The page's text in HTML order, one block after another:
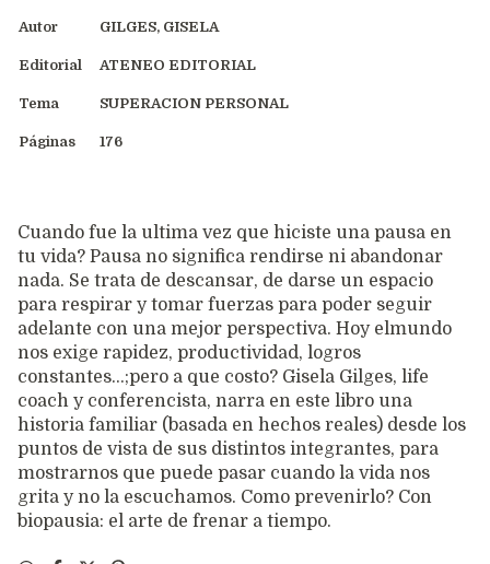
Autor GILGES, GISELA
Editorial ATENEO EDITORIAL
Tema SUPERACION PERSONAL
Páginas 176
Cuando fue la ultima vez que hiciste una pausa en
tu vida? Pausa no significa rendirse ni abandonar
nada. Se trata de descansar, de darse un espacio
para respirar y tomar fuerzas para poder seguir
adelante con una mejor perspectiva. Hoy elmundo
nos exige rapidez, productividad, logros
constantes...;pero a que costo? Gisela Gilges, life
coach y conferencista, narra en este libro una
historia familiar (basada en hechos reales) desde los
puntos de vista de sus distintos integrantes, para
mostrarnos que puede pasar cuando la vida nos
grita y no la escuchamos. Como prevenirlo? Con
biopausia: el arte de frenar a tiempo.